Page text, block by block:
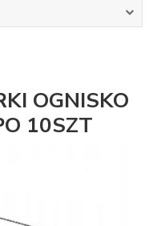
OGNISKO
10SZT